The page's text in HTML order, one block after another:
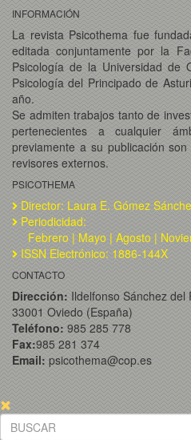
INFORMACIÓN
La revista Psicothema fue
editada conjuntamente por la
Psicología de la Universidad de
Psicología del Principado de
año.
Se admiten trabajos tanto de
pertenecientes a cualquier
previamente a su publicación
revisores externos.
PSICOTHEMA
Director: Laura E. Gómez
Periodicidad:
Febrero | Mayo | Agosto |
ISSN Electrónico: 1886-144X
CONTACTO
Dirección: Ildelfonso Sánchez del
33001 Oviedo (España)
Teléfono: 985 285 778
Fax:985 281 374
Email: psicothema@cop.es